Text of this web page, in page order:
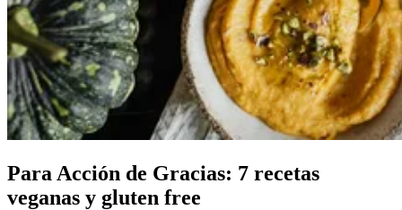
Para Acción de Gracias: 7 recetas
veganas y gluten free